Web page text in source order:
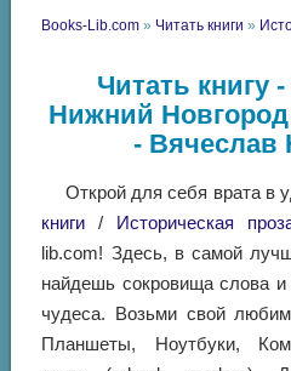
Books-Lib.com » Читать книги »
Читать книгу
Нижний
- Вячеслав
Открой для себя врата в
книги / Историческая
lib.com! Здесь, в самой
найдешь сокровища слова и
чудеса. Возьми свой
Планшеты, Ноутбуки,